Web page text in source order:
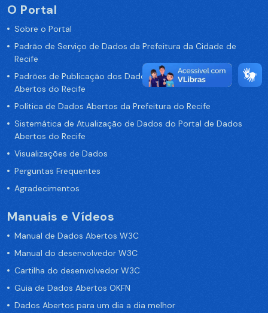
O Portal
Sobre o Portal
Padrão de Serviço de Dados da Prefeitura da Cidade de
Recife
Padrões de Publicação dos Dados no Portal de Dados
Abertos do Recife
Política de Dados Abertos da Prefeitura do Recife
Sistemática de Atualização de Dados do Portal de Dados
Abertos do Recife
Visualizações de Dados
Perguntas Frequentes
Agradecimentos
Manuais e Vídeos
Manual de Dados Abertos W3C
Manual do desenvolvedor W3C
Cartilha do desenvolvedor W3C
Guia de Dados Abertos OKFN
Dados Abertos para um dia a dia melhor